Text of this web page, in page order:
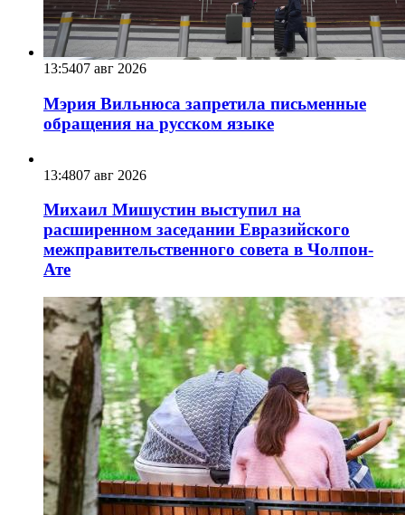
13:5407 авг 2026
Мэрия Вильнюса запретила письменные
обращения на русском языке
13:4807 авг 2026
Михаил Мишустин выступил на
расширенном заседании Евразийского
межправительственного совета в Чолпон-
Ате